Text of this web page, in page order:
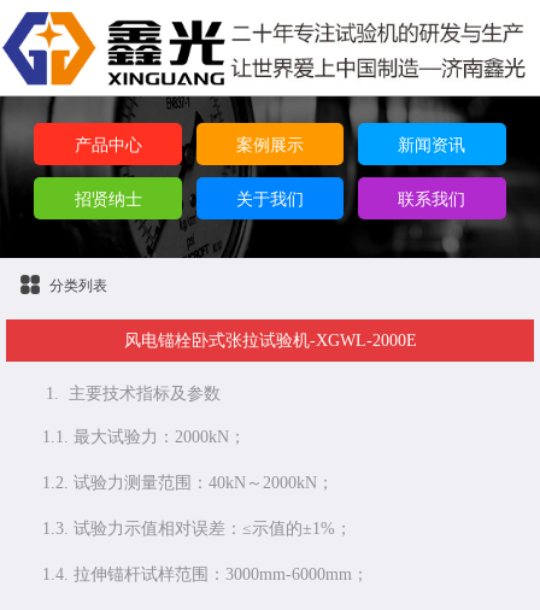
产品中心 案例展示 新闻资讯
招贤纳士 关于我们 联系我们
分类列表
风电锚栓卧式张拉试验机-XGWL-2000E
1. 主要技术指标及参数
1.1. 最大试验力：2000kN；
1.2. 试验力测量范围：40kN～2000kN；
1.3. 试验力示值相对误差：≤示值的±1%；
1.4. 拉伸锚杆试样范围：3000mm-6000mm；